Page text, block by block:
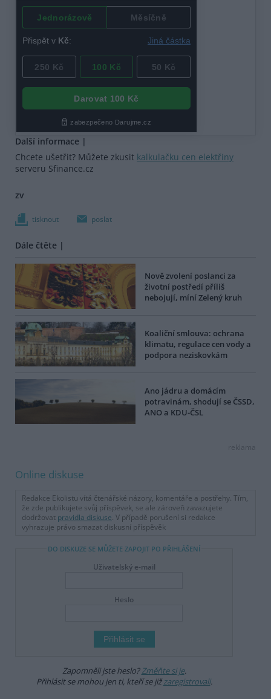
Další informace |
Chcete ušetřit? Můžete zkusit kalkulačku cen elektřiny
serveru Sfinance.cz
zv
tisknout poslat
Dále čtěte |
Nově zvolení poslanci za
životní postředí příliš
nebojují, míní Zelený kruh
Koaliční smlouva: ochrana
klimatu, regulace cen vody a
podpora neziskovkám
Ano jádru a domácím
potravinám, shodují se ČSSD,
ANO a KDU-ČSL
reklama
Online diskuse
Redakce Ekolistu vítá čtenářské názory, komentáře a postřehy. Tím,
že zde publikujete svůj příspěvek, se ale zároveň zavazujete
dodržovat pravidla diskuse. V případě porušení si redakce
vyhrazuje právo smazat diskusní příspěvěk
DO DISKUZE SE MŮŽETE ZAPOJIT PO PŘIHLÁŠENÍ
Uživatelský e-mail
Heslo
Zapomněli jste heslo?Změňte si je.
Přihlásit se mohou jen ti, kteří se jižzaregistrovali.